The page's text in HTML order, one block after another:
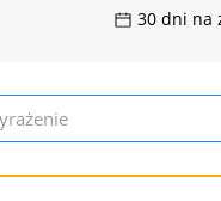
30 dni na